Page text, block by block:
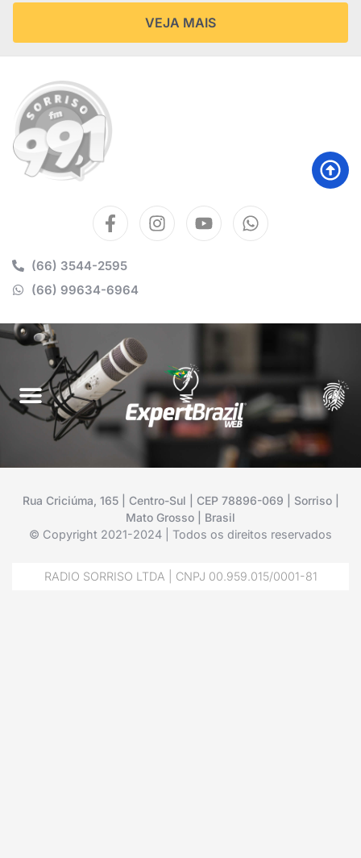
VEJA MAIS
(66) 3544-2595
(66) 99634-6964
Rua Criciúma, 165 | Centro-Sul | CEP 78896-069 | Sorriso |
Mato Grosso | Brasil
© Copyright 2021-2024 | Todos os direitos reservados
RADIO SORRISO LTDA | CNPJ 00.959.015/0001-81